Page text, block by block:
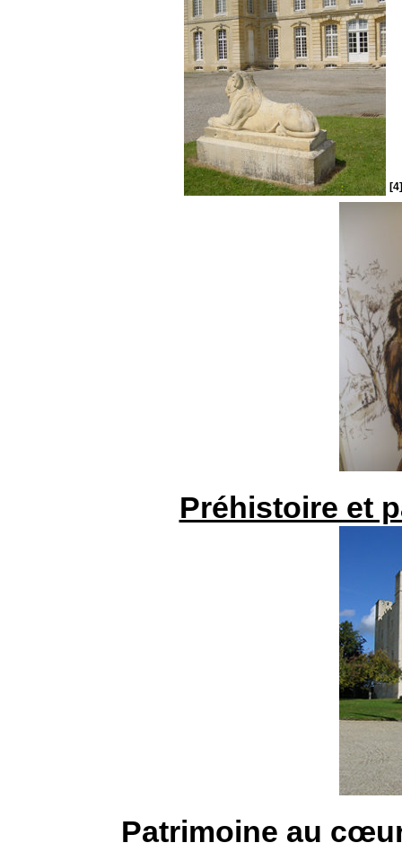
[4]
Préhistoire et
Patrimoine au